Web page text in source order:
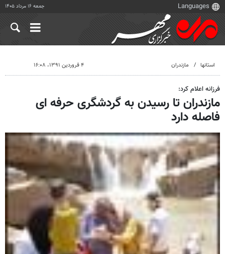
جمعه ۱۶ مرداد ۱۴۰۵
استانها مازندران ۴ فروردین ۱۳۹۱، ۱۶:۰۸
فرزانه اعلام کرد:
مازندران تا رسیدن به گردشگری حرفه ای
فاصله دارد